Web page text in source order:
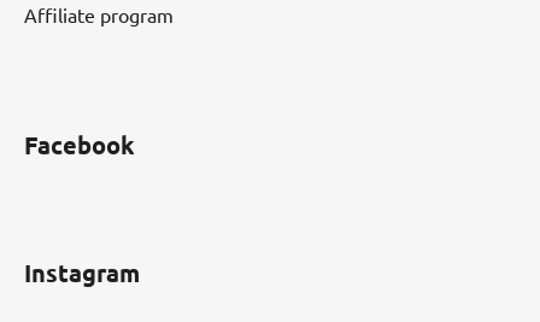
Affiliate program
Facebook
Instagram